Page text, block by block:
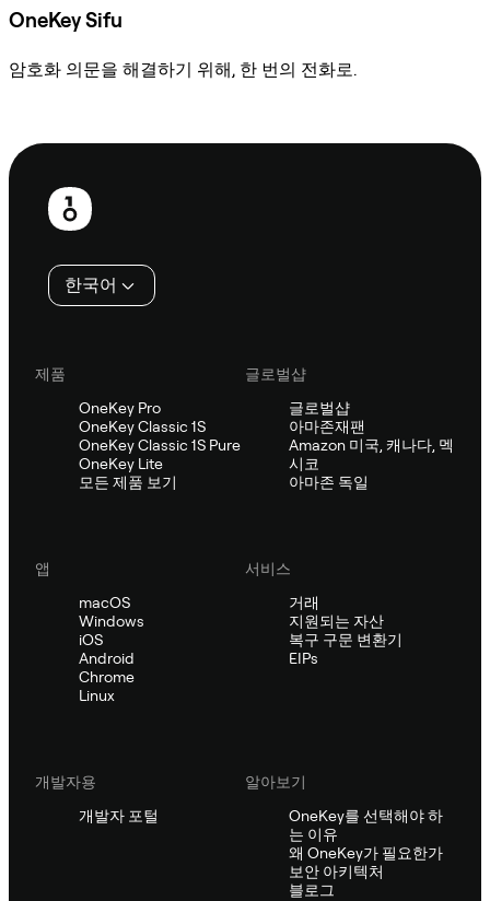
OneKey Sifu
암호화 의문을 해결하기 위해, 한 번의 전화로.
보
한국어
제품
OneKey Pro
OneKey Classic 1S
OneKey Classic 1S Pure
OneKey Lite
모든 제품 보기
글로벌샵
글로벌샵
아마존재팬
Amazon 미국, 캐나다, 멕
시코
아마존 독일
앱
macOS
Windows
iOS
Android
Chrome
Linux
서비스
거래
지원되는 자산
복구 구문 변환기
EIPs
개발자용
개발자 포털
알아보기
OneKey를 선택해야 하
는 이유
왜 OneKey가 필요한가
보안 아키텍처
블로그